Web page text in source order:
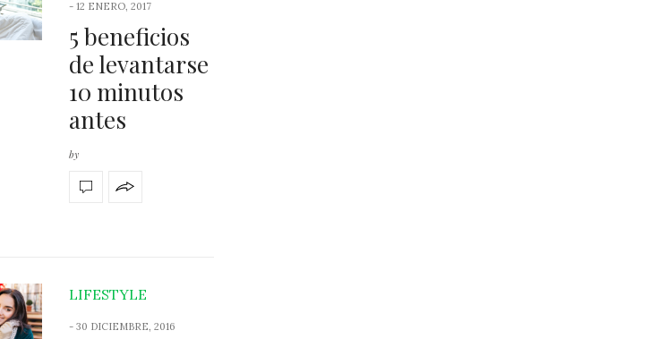
- 12 ENERO, 2017
5 beneficios
de levantarse
10 minutos
antes
by
LIFESTYLE
- 30 DICIEMBRE, 2016